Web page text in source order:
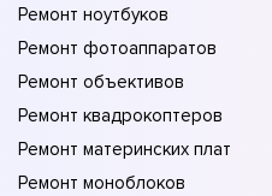
Ремонт ноутбуков
Ремонт фотоаппаратов
Ремонт объективов
Ремонт квадрокоптеров
Ремонт материнских плат
Ремонт моноблоков